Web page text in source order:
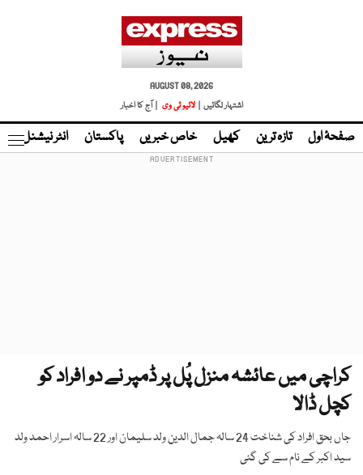
AUGUST 08, 2026
اشتہار لگائیں |
لائیو ٹی وی | آج کا اخبار
صفحۂ اول تازہ ترین کھیل خاص خبریں پاکستان انٹر نیشنل
کراچی میں عائشہ منزل پُل پر ڈمپر نے دو افراد کو
کچل ڈالا
جاں بحق افراد کی شناخت 24 سالہ جمال الدین ولد سلیمان اور 22 سالہ اسرار احمد ولد
سید اکبر کے نام سے کی گئی